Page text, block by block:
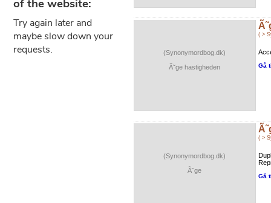
(Synonymordbog.dk)
Ã˜ge hastigheden
( >
Gå
(Synonymordbog.dk)
Ã˜ge
( >
Gå